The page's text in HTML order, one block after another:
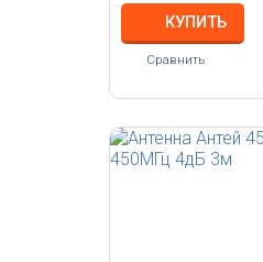
КУПИТЬ
Сравнить